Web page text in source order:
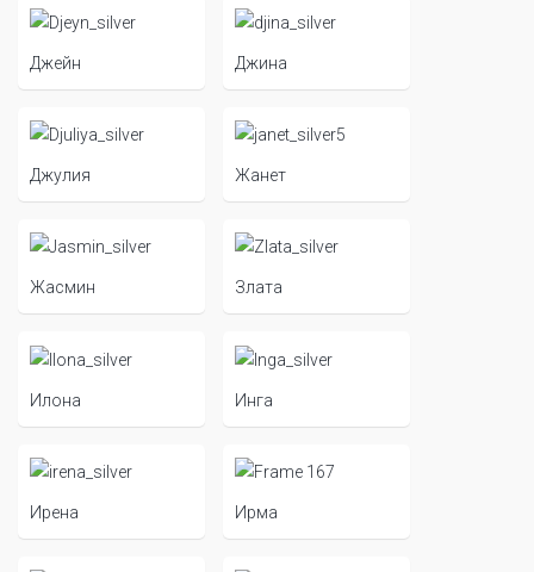
Джейн Джина
Джулия Жанет
Жасмин Злата
Илона Инга
Ирена Ирма